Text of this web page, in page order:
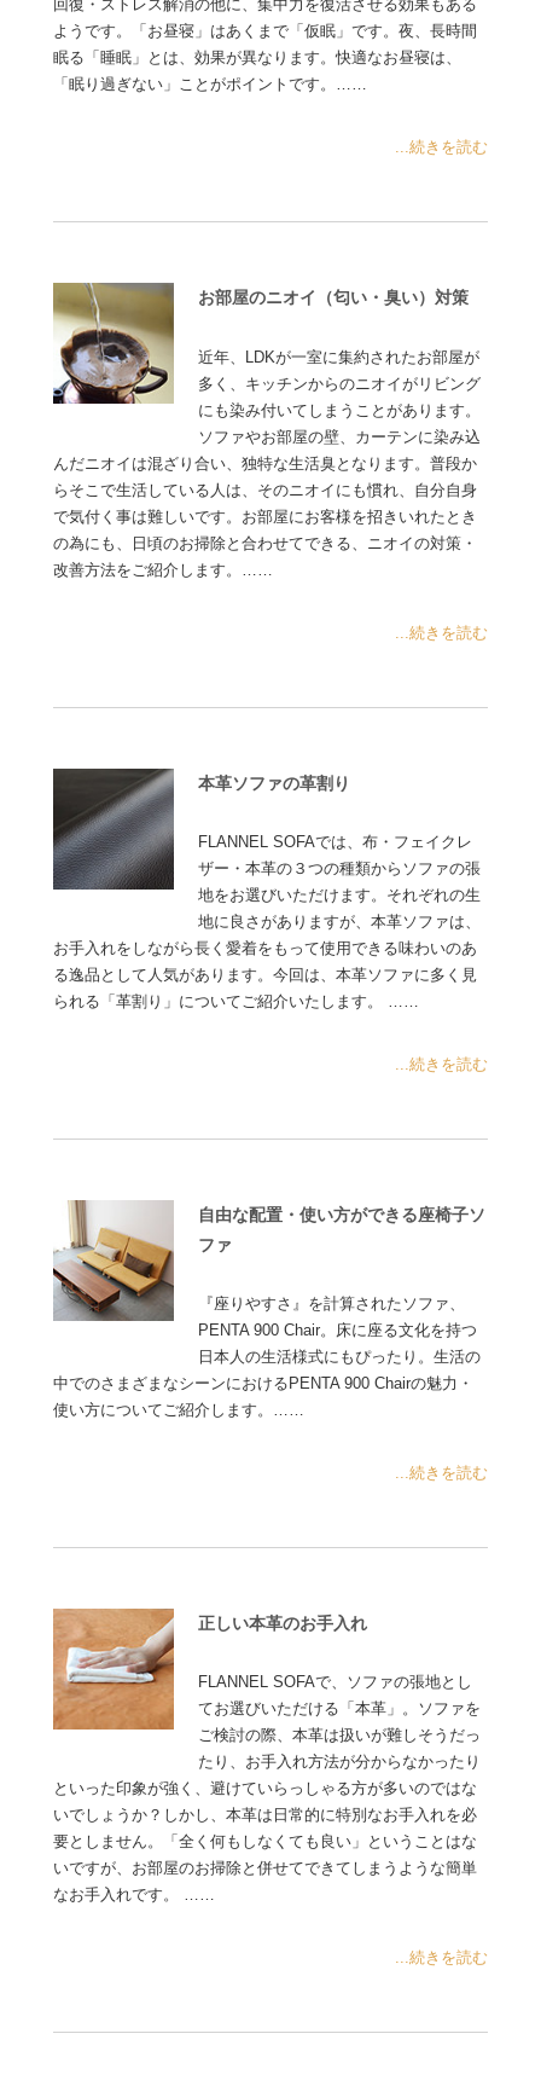
回復・ストレス解消の他に、集中力を復活させる効果もある
ようです。「お昼寝」はあくまで「仮眠」です。夜、長時間
眠る「睡眠」とは、効果が異なります。快適なお昼寝は、
「眠り過ぎない」ことがポイントです。……
...続きを読む
お部屋のニオイ（匂い・臭い）対策
近年、LDKが一室に集約されたお部屋が
多く、キッチンからのニオイがリビング
にも染み付いてしまうことがあります。
ソファやお部屋の壁、カーテンに染み込
んだニオイは混ざり合い、独特な生活臭となります。普段か
らそこで生活している人は、そのニオイにも慣れ、自分自身
で気付く事は難しいです。お部屋にお客様を招きいれたとき
の為にも、日頃のお掃除と合わせてできる、ニオイの対策・
改善方法をご紹介します。……
...続きを読む
本革ソファの革割り
FLANNEL SOFAでは、布・フェイクレ
ザー・本革の３つの種類からソファの張
地をお選びいただけます。それぞれの生
地に良さがありますが、本革ソファは、
お手入れをしながら長く愛着をもって使用できる味わいのあ
る逸品として人気があります。今回は、本革ソファに多く見
られる「革割り」についてご紹介いたします。 ……
...続きを読む
自由な配置・使い方ができる座椅子ソ
ファ
『座りやすさ』を計算されたソファ、
PENTA 900 Chair。床に座る文化を持つ
日本人の生活様式にもぴったり。生活の
中でのさまざまなシーンにおけるPENTA 900 Chairの魅力・
使い方についてご紹介します。……
...続きを読む
正しい本革のお手入れ
FLANNEL SOFAで、ソファの張地とし
てお選びいただける「本革」。ソファを
ご検討の際、本革は扱いが難しそうだっ
たり、お手入れ方法が分からなかったり
といった印象が強く、避けていらっしゃる方が多いのではな
いでしょうか？しかし、本革は日常的に特別なお手入れを必
要としません。「全く何もしなくても良い」ということはな
いですが、お部屋のお掃除と併せてできてしまうような簡単
なお手入れです。 ……
...続きを読む